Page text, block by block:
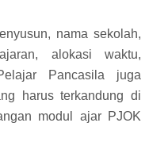
nama sekolah,
alokasi waktu,
Pancasila juga
harus terkandung di
modul ajar PJOK